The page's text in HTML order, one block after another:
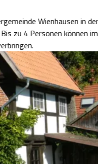
Wienhausen in
zu 4 Personen können